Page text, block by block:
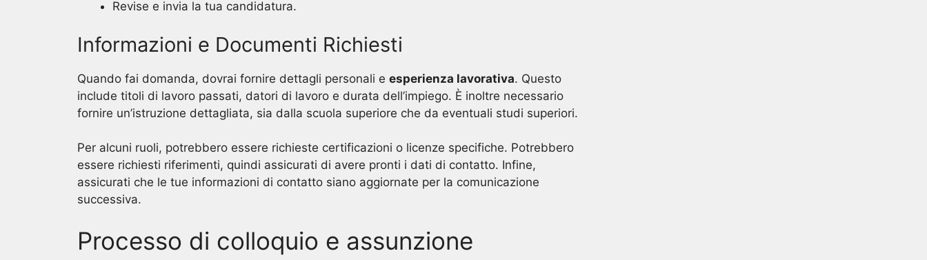
Revise e invia la tua candidatura.
Informazioni e Documenti Richiesti
Quando fai domanda, dovrai fornire dettagli personali e esperienza lavorativa. Questo
include titoli di lavoro passati, datori di lavoro e durata dell’impiego. È inoltre necessario
fornire un’istruzione dettagliata, sia dalla scuola superiore che da eventuali studi superiori.
Per alcuni ruoli, potrebbero essere richieste certificazioni o licenze specifiche. Potrebbero
essere richiesti riferimenti, quindi assicurati di avere pronti i dati di contatto. Infine,
assicurati che le tue informazioni di contatto siano aggiornate per la comunicazione
successiva.
Processo di colloquio e assunzione